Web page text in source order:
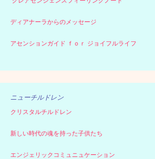
ディアナーラからのメッセージ
アセンションガイド ｆｏｒ ジョイフルライフ
ニューチルドレン
クリスタルチルドレン
新しい時代の魂を持った子供たち
エンジェリックコミュニュケーション